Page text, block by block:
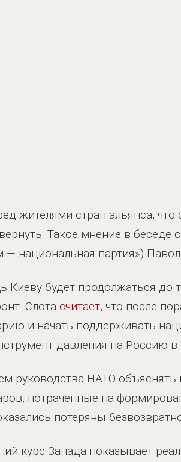
жителями стран альянса,
Такое мнение в беседе
— национальная партия»)
будет продолжаться до
Слота считает, что после
и начать поддерживать
давления на Россию
руководства НАТО
потраченные на
потеряны
курс Запада показывает